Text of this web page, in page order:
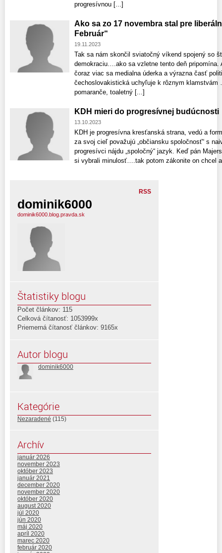
progresívnou [...]
Ako sa zo 17 novembra stal pre
Február“
19.11.2023
Tak sa nám skončil sviatočný víkend spojený so
demokraciu….ako sa vzletne tento deň
čoraz viac sa medialna úderka a výrazna časť
čechoslovakistická uchyľuje k rôznym
pomaranče, toaletný [...]
KDH mieri do progresívnej budúcnosti
13.10.2023
KDH je progresívna kresťanská strana, vedú a
za svoj cieľ považujú „občiansku spoločnosť“ s
progresívci nájdu „spoločný“ jazyk. Keď pán
si vybrali minulosť….tak potom zákonite on chcel
RSS
dominik6000
dominik6000.blog.pravda.sk
Štatistiky blogu
Počet článkov: 115
Celková čítanosť: 1053999x
Priemerná čítanosť článkov: 9165x
Autor blogu
dominik6000
Kategórie
Nezaradené (115)
Archív
január 2026
november 2023
október 2023
január 2021
december 2020
november 2020
október 2020
august 2020
júl 2020
jún 2020
máj 2020
apríl 2020
marec 2020
február 2020